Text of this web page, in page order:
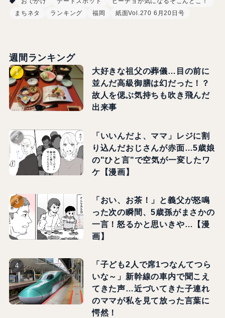
まちネタ
ランキング 福岡 紙面Vol.270 6月20日号
週間ランキング
大好きな祖父の葬儀…目の前に
並んだ高級御膳は幻だった！？
故人を偲ぶ気持ちも吹き飛んだ
出来事
「いいんだよ、ママ」レジに割
り込んだおじさんが赤面…5歳娘
の"ひと言"で空気が一変したワ
ケ【漫画】
「おい、お茶！」と義父が怒鳴
った次の瞬間、5歳孫がまさかの
一言！怒るかと思いきや…【漫
画】
「子ども2人で席1つなんてつら
いな～」新幹線の車内で聞こえ
てきた声…近づいてきた子連れ
のママが私を見て放った言葉に
愕然！